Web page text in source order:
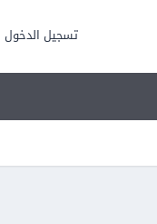
تسجيل الدخول